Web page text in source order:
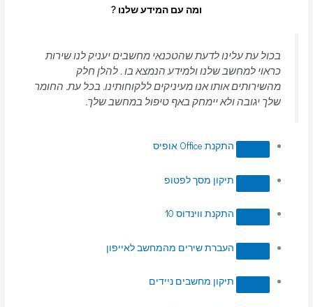
ומה עם המידע שלנו ?
בכול עת עלינו לדעת שהטכנאי מחשבים יעניק לנו שירות
כראוי למחשב שלנו ולמידע הנמצא בו . להלן חלק
מהשירותים אותו אנו מעיניקים ללקוחותינו. בכל עת. החומר
שלך יגובה ולא יימחק באף טיפול במחשב שלך.
התקנת Office אופיס
תיקון מסך לפטופ
התקנת ווינדוס 10
העברת שירים מהמחשב לאייפון
תיקון מחשבים ניידים